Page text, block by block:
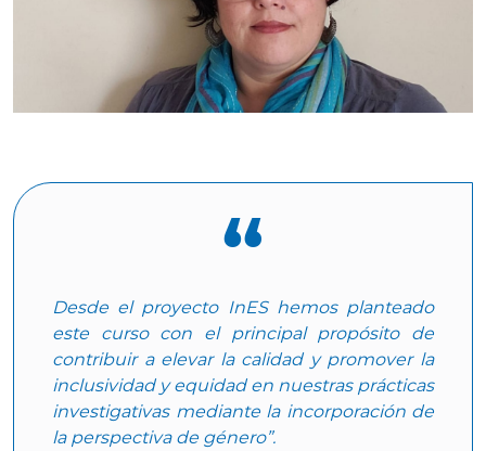
Desde el proyecto InES hemos planteado
este curso con el principal propósito de
contribuir a elevar la calidad y promover la
inclusividad y equidad en nuestras prácticas
investigativas mediante la incorporación de
la perspectiva de género”.